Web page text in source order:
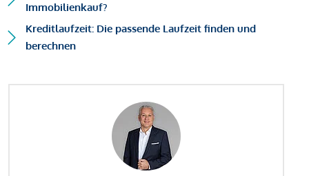
Immobilienkauf?
Kreditlaufzeit: Die passende Laufzeit finden und
berechnen